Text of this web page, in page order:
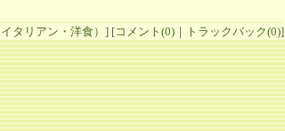
タリアン・洋食） ] [コメント(0) ｜ トラックバック(0)]